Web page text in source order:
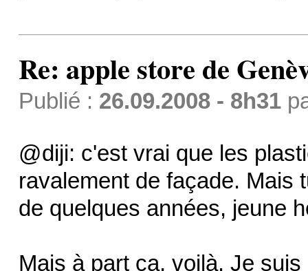
Re: apple store de
Publié : 26.09.2008 - 8h31
@diji: c'est vrai que les
ravalement de façade. Mais
de quelques années, jeune
Mais à part ça, voilà. Je